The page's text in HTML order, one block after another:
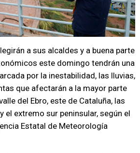
a sus alcaldes y a buena parte
este domingo tendrán una
por la inestabilidad, las lluvias,
que afectarán a la mayor parte
del Ebro, este de Cataluña, las
el extremo sur peninsular, según el
Estatal de Meteorología